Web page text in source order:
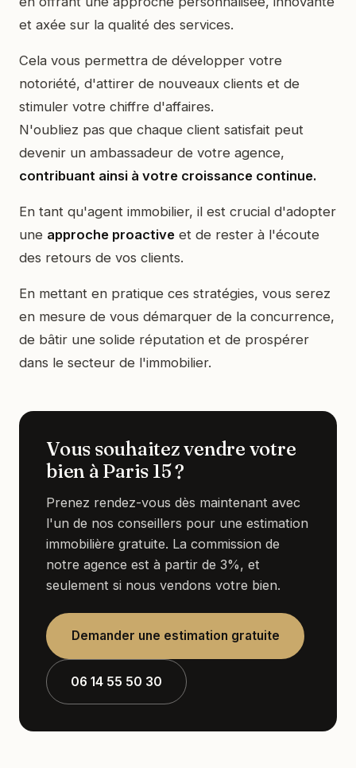
et axée sur la qualité des services.
Cela vous permettra de développer votre
notoriété, d'attirer de nouveaux clients et de
stimuler votre chiffre d'affaires.
N'oubliez pas que chaque client satisfait peut
devenir un ambassadeur de votre agence,
contribuant ainsi à votre croissance continue.
En tant qu'agent immobilier, il est crucial d'adopter
une approche proactive et de rester à l'écoute
des retours de vos clients.
En mettant en pratique ces stratégies, vous serez
en mesure de vous démarquer de la concurrence,
de bâtir une solide réputation et de prospérer
dans le secteur de l'immobilier.
Vous souhaitez vendre votre
bien à Paris 15 ?
Prenez rendez-vous dès maintenant avec
l'un de nos conseillers pour une estimation
immobilière gratuite. La commission de
notre agence est à partir de 3%, et
seulement si nous vendons votre bien.
Demander une estimation gratuite
06 14 55 50 30